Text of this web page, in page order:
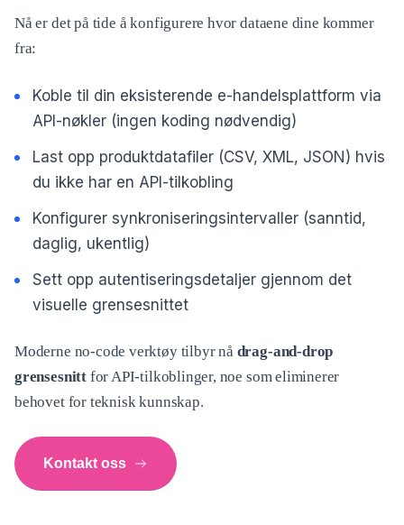
Nå er det på tide å konfigurere hvor dataene dine kommer
fra:
Koble til din eksisterende e-handelsplattform via
API-nøkler (ingen koding nødvendig)
Last opp produktdatafiler (CSV, XML, JSON) hvis
du ikke har en API-tilkobling
Konfigurer synkroniseringsintervaller (sanntid,
daglig, ukentlig)
Sett opp autentiseringsdetaljer gjennom det
visuelle grensesnittet
Moderne no-code verktøy tilbyr nå drag-and-drop
grensesnittfor API-tilkoblinger, noe som eliminerer
behovet for teknisk kunnskap.
Kontakt oss